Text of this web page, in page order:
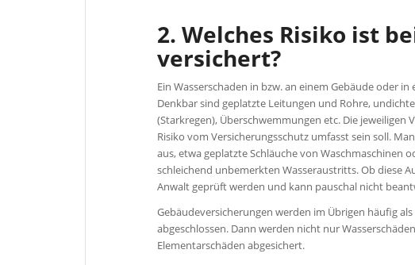
2. Welches Risiko ist
versichert?
Ein Wasserschaden in bzw. an einem Gebäude oder
Denkbar sind geplatzte Leitungen und Rohre,
(Starkregen), Überschwemmungen etc. Die
Risiko vom Versicherungsschutz umfasst sein soll.
aus, etwa geplatzte Schläuche von Waschmaschinen
schleichend unbemerkten Wasseraustritts. Ob diese
Anwalt geprüft werden und kann pauschal nicht
Gebäudeversicherungen werden im Übrigen häufig
abgeschlossen. Dann werden nicht nur
Elementarschäden abgesichert.